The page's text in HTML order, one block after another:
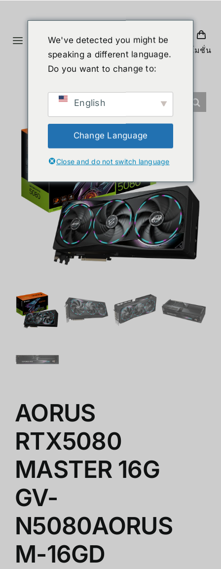
เนื้อหาToggle
Navigation
หน้าแรก
หุ่นยนต์รูปร่างมนุษย์
ข่าวสาร
บริการ
สินค้าลดราคา
เกี่ยวกับเรา
โปรโมชั่น
AORUS
RTX5080
MASTER 16G
GV-
N5080AORUS
M-16GD
We've detected you might be
speaking a different language.
Do you want to change to:
English
Change Language
Close and do not switch language